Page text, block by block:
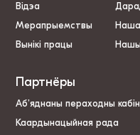
Відэа
Мерапрыемствы
Вынікі працы
Нашы
Партнёры
Аб’яднаны пераходны
Каардынацыйная рада